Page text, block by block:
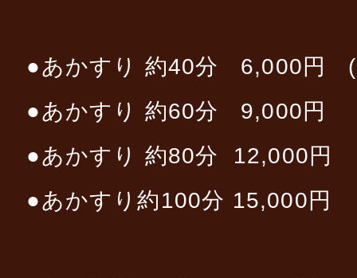
●あかすり 約40分 6,000円 (
●あかすり 約60分 9,000円
●あかすり 約80分 12,000円
●あかすり約100分 15,000円